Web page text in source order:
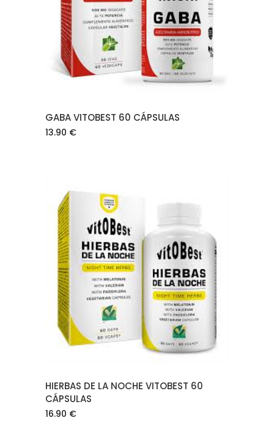
AÑADIR AL CARRITO
GABA VITOBEST 60 CÁPSULAS
13.90 €
AÑADIR AL CARRITO
HIERBAS DE LA NOCHE VITOBEST 60
CÁPSULAS
16.90 €